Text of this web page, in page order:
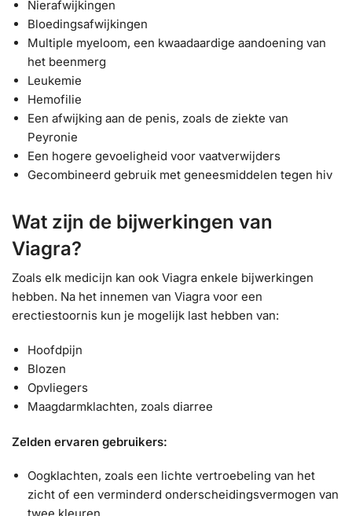
Nierafwijkingen
Bloedingsafwijkingen
Multiple myeloom, een kwaadaardige aandoening van
het beenmerg
Leukemie
Hemofilie
Een afwijking aan de penis, zoals de ziekte van
Peyronie
Een hogere gevoeligheid voor vaatverwijders
Gecombineerd gebruik met geneesmiddelen tegen hiv
Wat zijn de bijwerkingen van
Viagra?
Zoals elk medicijn kan ook Viagra enkele bijwerkingen
hebben. Na het innemen van Viagra voor een
erectiestoornis kun je mogelijk last hebben van:
Hoofdpijn
Blozen
Opvliegers
Maagdarmklachten, zoals diarree
Zelden ervaren gebruikers:
Oogklachten, zoals een lichte vertroebeling van het
zicht of een verminderd onderscheidingsvermogen van